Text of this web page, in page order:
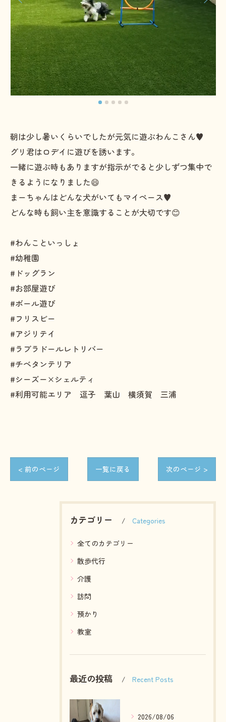
朝は少し暑いくらいでしたが元気に遊ぶわんこさん♥️
グリ君はロデイに遊びを誘います。
一緒に遊ぶ時もありますが指示がでると少しずつ集中で
きるようになりました😄
まーちゃんはどんな犬がいてもマイペース♥️
どんな時も飼い主を意識することが大切です😊
#わんこといっしょ
#幼稚園
#ドッグラン
#お部屋遊び
#ボール遊び
#フリスビー
#アジリテイ
#ラブラドールレトリバー
#チベタンテリア
#シーズー×シェルティ
#利用可能エリア 逗子 葉山 横須賀 三浦
< 前のページ 一覧に戻る 次のページ >
カテゴリー Categories
全てのカテゴリー
散歩代行
介護
訪問
預かり
教室
最近の投稿 Recent Posts
2026/08/06